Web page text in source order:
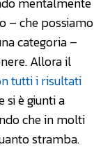
– che possiamo
categoria –
Allora il
tutti i risultati
si è giunti a
che in molti
stramba.